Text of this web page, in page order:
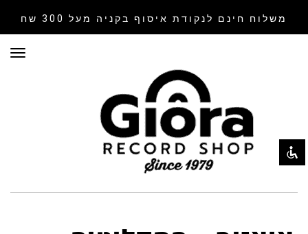
השבת את ההבזקים
סמן כותרות
צבע רקע
זום (הקטנה)
משלוח חינם לנקודת איסוף בקניה מעל 300 שח